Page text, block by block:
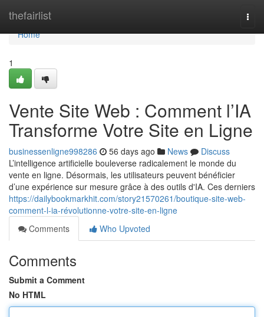
thefairlist
Home
Home
1
Vente Site Web : Comment l’IA
Transforme Votre Site en Ligne
businessenligne998286 56 days ago News
Discuss
L’intelligence artificielle bouleverse radicalement le monde du
vente en ligne. Désormais, les utilisateurs peuvent bénéficier
d’une expérience sur mesure grâce à des outils d'IA. Ces derniers
https://dailybookmarkhit.com/story21570261/boutique-site-web-
comment-l-ia-révolutionne-votre-site-en-ligne
Comments
Who Upvoted
Comments
Submit a Comment
No HTML